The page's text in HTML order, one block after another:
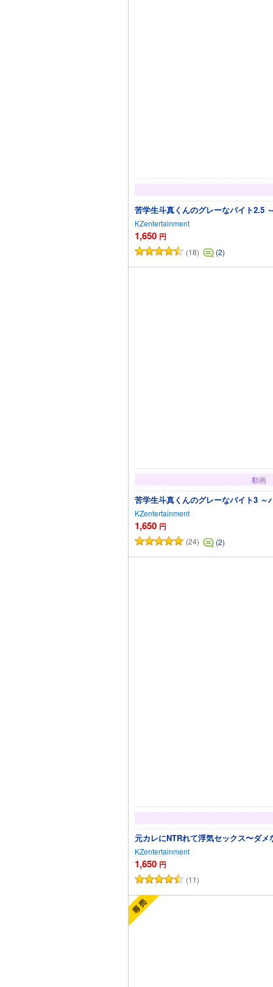
苦学生斗真くんのグレーなバイト2.5
KZentertainment
1,650 円
(18) (2)
動画
苦学生斗真くんのグレーなバイト3 ～
KZentertainment
1,650 円
(24) (2)
元カレにNTRれて浮気セックス〜ダ
KZentertainment
1,650 円
(11)